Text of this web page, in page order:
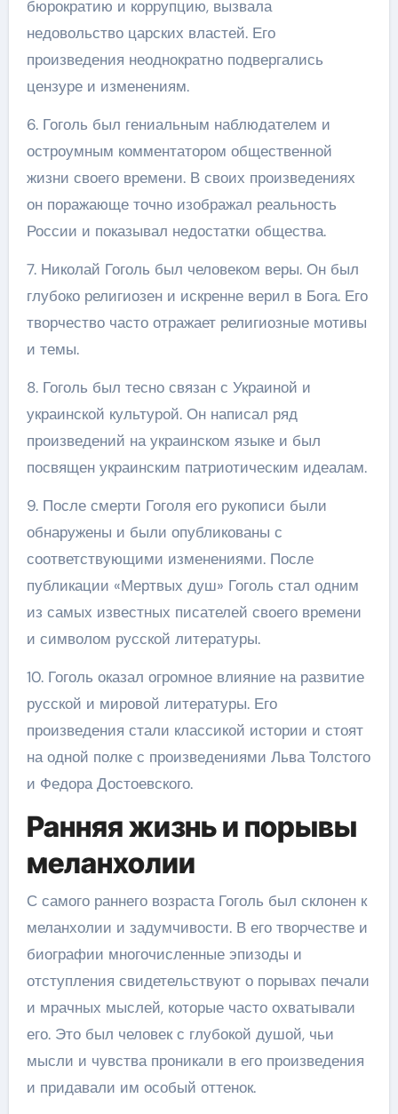
бюрократию и коррупцию, вызвала
недовольство царских властей. Его
произведения неоднократно подвергались
цензуре и изменениям.
6. Гоголь был гениальным наблюдателем и
остроумным комментатором общественной
жизни своего времени. В своих произведениях
он поражающе точно изображал реальность
России и показывал недостатки общества.
7. Николай Гоголь был человеком веры. Он был
глубоко религиозен и искренне верил в Бога. Его
творчество часто отражает религиозные мотивы
и темы.
8. Гоголь был тесно связан с Украиной и
украинской культурой. Он написал ряд
произведений на украинском языке и был
посвящен украинским патриотическим идеалам.
9. После смерти Гоголя его рукописи были
обнаружены и были опубликованы с
соответствующими изменениями. После
публикации «Мертвых душ» Гоголь стал одним
из самых известных писателей своего времени
и символом русской литературы.
10. Гоголь оказал огромное влияние на развитие
русской и мировой литературы. Его
произведения стали классикой истории и стоят
на одной полке с произведениями Льва Толстого
и Федора Достоевского.
Ранняя жизнь и порывы
меланхолии
С самого раннего возраста Гоголь был склонен к
меланхолии и задумчивости. В его творчестве и
биографии многочисленные эпизоды и
отступления свидетельствуют о порывах печали
и мрачных мыслей, которые часто охватывали
его. Это был человек с глубокой душой, чьи
мысли и чувства проникали в его произведения
и придавали им особый оттенок.